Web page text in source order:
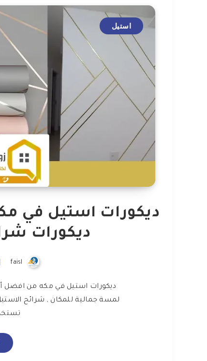
استيل
ديكورات
faisl
ديكورات استيل في مكه من افضل
لمسة جمالية للمكان , شرائح